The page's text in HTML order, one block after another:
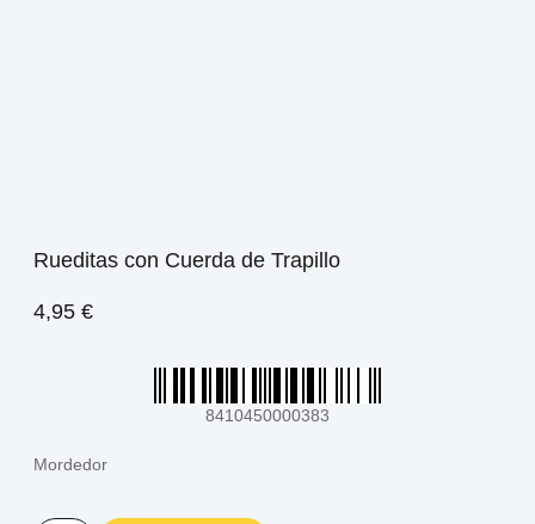
Rueditas con Cuerda de Trapillo
4,95 €
8410450000383
Mordedor